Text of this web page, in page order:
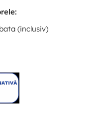
(inclusiv)